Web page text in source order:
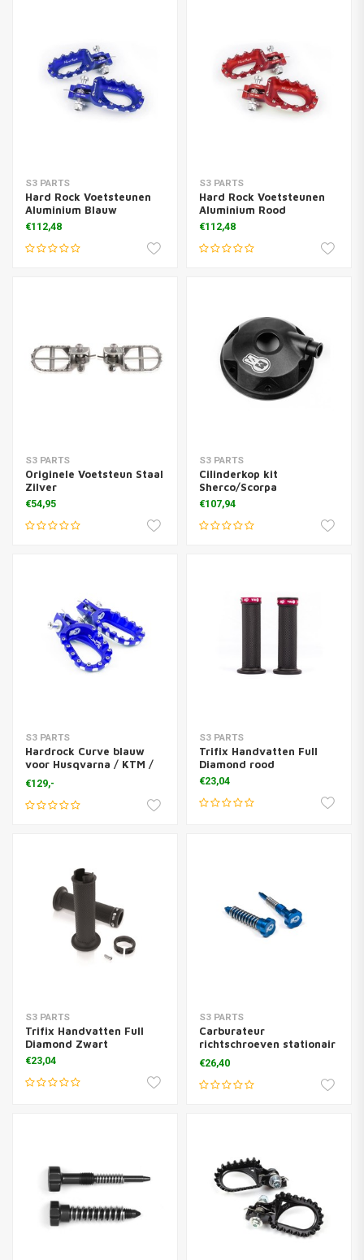
S3 PARTS
Hard Rock Voetsteunen
Aluminium Blauw
€112,48
S3 PARTS
Hard Rock Voetsteunen
Aluminium Rood
€112,48
S3 PARTS
Originele Voetsteun Staal
Zilver
€54,95
S3 PARTS
Cilinderkop kit
Sherco/Scorpa
€107,94
S3 PARTS
Hardrock Curve blauw
voor Husqvarna / KTM /
GasGas
€129,-
S3 PARTS
Trifix Handvatten Full
Diamond rood
€23,04
S3 PARTS
Trifix Handvatten Full
Diamond Zwart
€23,04
S3 PARTS
Carburateur
richtschroeven stationair
+ lucht + veren blauw
€26,40